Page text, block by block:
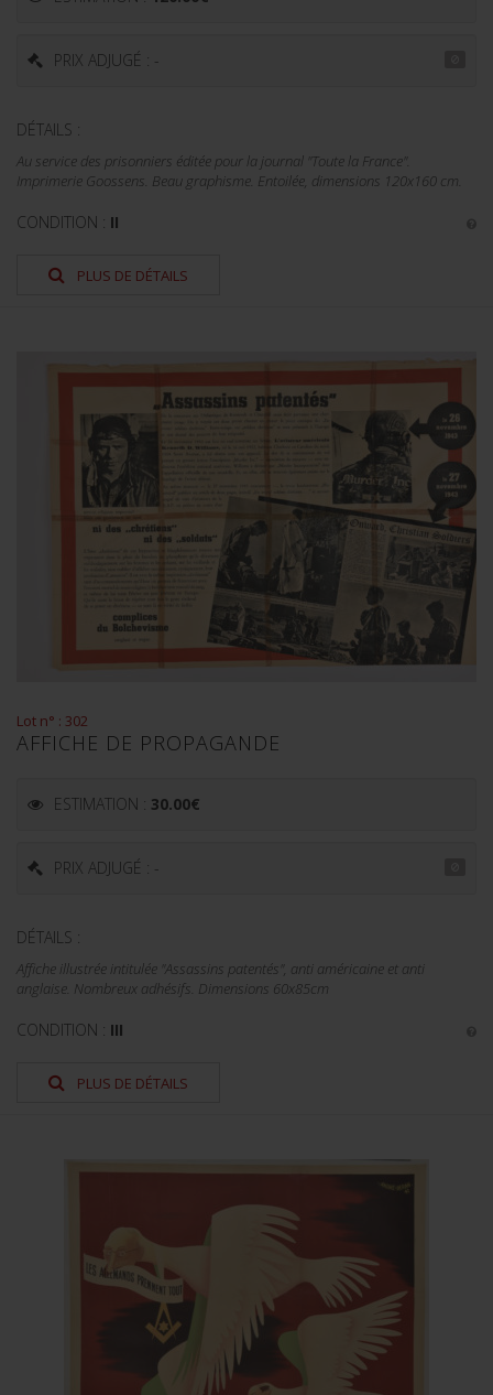
PRIX ADJUGÉ : -
DÉTAILS :
Au service des prisonniers éditée pour la journal "Toute la France".
Imprimerie Goossens. Beau graphisme. Entoilée, dimensions 120x160 cm.
CONDITION : II
PLUS DE DÉTAILS
Lot n° : 302
AFFICHE DE PROPAGANDE
ESTIMATION : 30.00€
PRIX ADJUGÉ : -
DÉTAILS :
Affiche illustrée intitulée "Assassins patentés", anti américaine et anti
anglaise. Nombreux adhésifs. Dimensions 60x85cm
CONDITION : III
PLUS DE DÉTAILS